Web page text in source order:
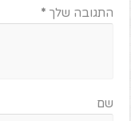
התגובה שלך*
שם